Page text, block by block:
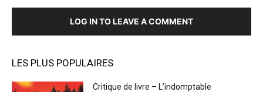
LOG IN TO LEAVE A COMMENT
LES PLUS POPULAIRES
Critique de livre – L’indomptable